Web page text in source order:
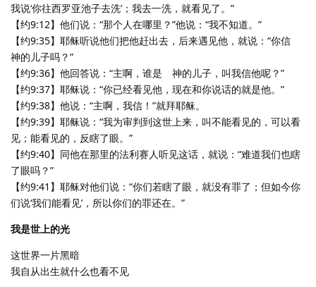
我说‘你往西罗亚池子去洗’；我去一洗，就看见了。”
【约9:12】他们说：“那个人在哪里？”他说：“我不知道。”
【约9:35】耶稣听说他们把他赶出去，后来遇见他，就说：“你信
神的儿子吗？”
【约9:36】他回答说：“主啊，谁是 神的儿子，叫我信他呢？”
【约9:37】耶稣说：“你已经看见他，现在和你说话的就是他。”
【约9:38】他说：“主啊，我信！”就拜耶稣。
【约9:39】耶稣说：“我为审判到这世上来，叫不能看见的，可以看
见；能看见的，反瞎了眼。”
【约9:40】同他在那里的法利赛人听见这话，就说：“难道我们也瞎
了眼吗？”
【约9:41】耶稣对他们说：“你们若瞎了眼，就没有罪了；但如今你
们说‘我们能看见’，所以你们的罪还在。”
我是世上的光
这世界一片黑暗
我自从出生就什么也看不见